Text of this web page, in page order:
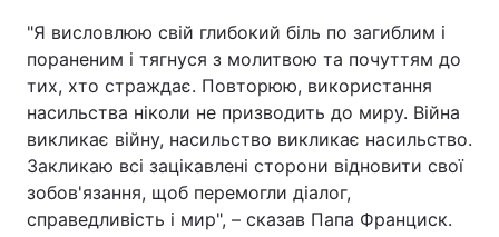
"Я висловлюю свій глибокий біль по загиблим і
пораненим і тягнуся з молитвою та почуттям до
тих, хто страждає. Повторюю, використання
насильства ніколи не призводить до миру. Війна
викликає війну, насильство викликає насильство.
Закликаю всі зацікавлені сторони відновити свої
зобов'язання, щоб перемогли діалог,
справедливість і мир", – сказав Папа Франциск.